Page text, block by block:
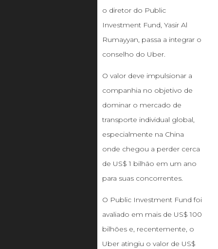
o diretor do Public
Investment Fund, Yasir Al
Rumayyan, passa a integrar o
conselho do Uber.
O valor deve impulsionar a
companhia no objetivo de
dominar o mercado de
transporte individual global,
especialmente na China
onde chegou a perder cerca
de US$ 1 bilhão em um ano
para suas concorrentes.
O Public Investment Fund foi
avaliado em mais de US$ 100
bilhões e, recentemente, o
Uber atingiu o valor de US$